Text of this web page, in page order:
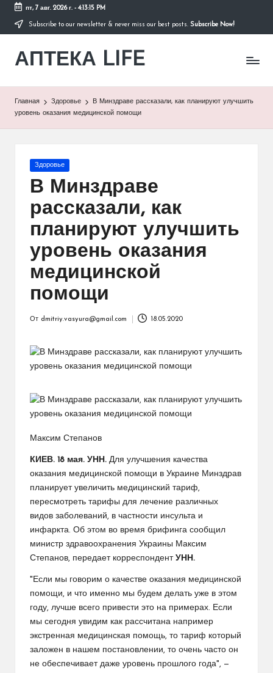
Перейти
содержимому
пт, 7 авг. 2026 г.- 4:13:15 PM
Subscribe to our newsletter & never miss our best posts. Subscribe Now!
АПТЕКА LIFE
сайт
Главная Здоровье
В Минздраве рассказали, как планируют улучшить
уровень оказания медицинской помощи
Опубликовано
Здоровье
В Минздраве
рассказали, как
планируют улучшить
уровень оказания
медицинской
помощи
От dmitriy.vasyura@gmail.com 18.05.2020
Максим Степанов
КИЕВ. 18 мая. УНН. Для улучшения качества
оказания медицинской помощи в Украине Минздрав
планирует увеличить медицинский тариф,
пересмотреть тарифы для лечение различных
видов заболеваний, в частности инсульта и
инфаркта. Об этом во время брифинга сообщил
министр здравоохранения Украины Максим
Степанов, передает корреспондентУНН.
"Если мы говорим о качестве оказания медицинской
помощи, и что именно мы будем делать уже в этом
году, лучше всего привести это на примерах. Если
мы сегодня увидим как рассчитана например
экстренная медицинская помощь, то тариф который
заложен в нашем постановлении, то очень часто он
не обеспечивает даже уровень прошлого года", —